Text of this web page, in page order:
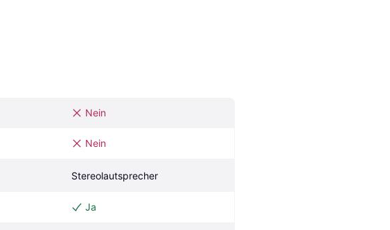
Nein
Nein
Stereolautsprecher
Ja